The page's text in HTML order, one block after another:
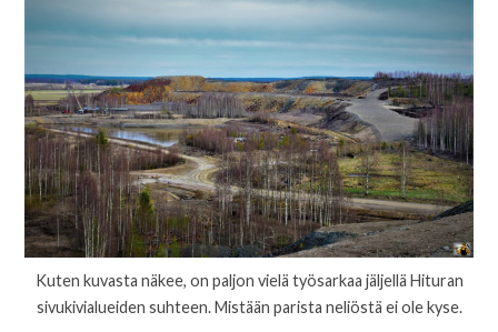
Kuten kuvasta näkee, on paljon vielä työsarkaa jäljellä Hituran
sivukivialueiden suhteen. Mistään parista neliöstä ei ole kyse.